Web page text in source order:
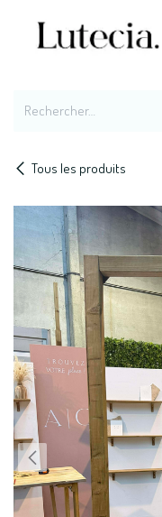
Tous les produits